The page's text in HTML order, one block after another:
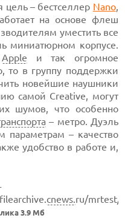
цель – бестселлер Nano,
на основе флеш
уместить все
миниатюрном корпусе.
Apple и так огромное
то в группу поддержки
новейшие наушники
самой Creative, могут
шумов, что особенно
– метро. Дуэль
– качество
удобство в работе и,
cnews.ru/mrtest/
3.9 Мб